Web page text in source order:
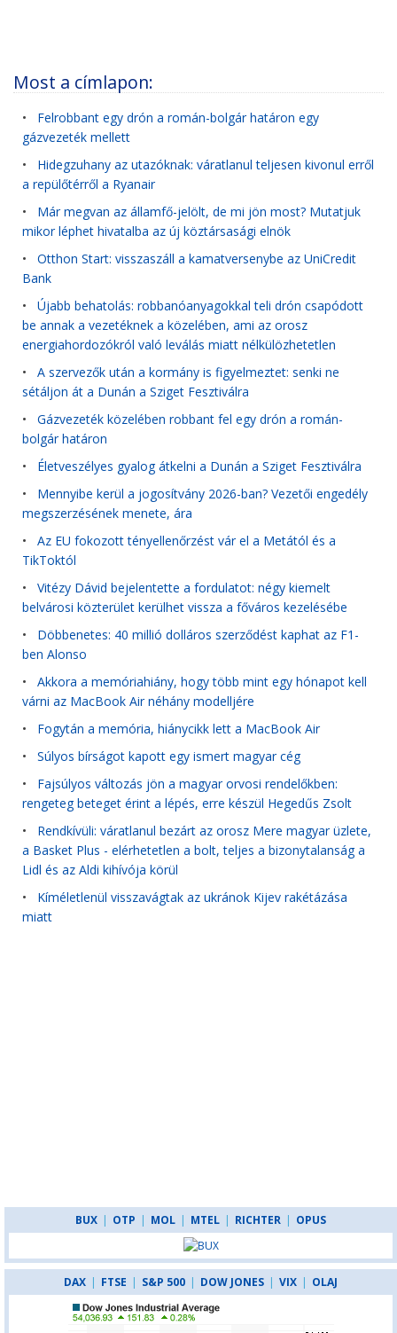
Most a címlapon:
• Felrobbant egy drón a román-bolgár határon egy
gázvezeték mellett
• Hidegzuhany az utazóknak: váratlanul teljesen kivonul erről
a repülőtérről a Ryanair
• Már megvan az államfő-jelölt, de mi jön most? Mutatjuk
mikor léphet hivatalba az új köztársasági elnök
• Otthon Start: visszaszáll a kamatversenybe az UniCredit
Bank
• Újabb behatolás: robbanóanyagokkal teli drón csapódott
be annak a vezetéknek a közelében, ami az orosz
energiahordozókról való leválás miatt nélkülözhetetlen
• A szervezők után a kormány is figyelmeztet: senki ne
sétáljon át a Dunán a Sziget Fesztiválra
• Gázvezeték közelében robbant fel egy drón a román-
bolgár határon
• Életveszélyes gyalog átkelni a Dunán a Sziget Fesztiválra
• Mennyibe kerül a jogosítvány 2026-ban? Vezetői engedély
megszerzésének menete, ára
• Az EU fokozott tényellenőrzést vár el a Metától és a
TikToktól
• Vitézy Dávid bejelentette a fordulatot: négy kiemelt
belvárosi közterület kerülhet vissza a főváros kezelésébe
• Döbbenetes: 40 millió dolláros szerződést kaphat az F1-
ben Alonso
• Akkora a memóriahiány, hogy több mint egy hónapot kell
várni az MacBook Air néhány modelljére
• Fogytán a memória, hiánycikk lett a MacBook Air
• Súlyos bírságot kapott egy ismert magyar cég
• Fajsúlyos változás jön a magyar orvosi rendelőkben:
rengeteg beteget érint a lépés, erre készül Hegedűs Zsolt
• Rendkívüli: váratlanul bezárt az orosz Mere magyar üzlete,
a Basket Plus - elérhetetlen a bolt, teljes a bizonytalanság a
Lidl és az Aldi kihívója körül
• Kíméletlenül visszavágtak az ukránok Kijev rakétázása
miatt
BUX | OTP | MOL | MTEL | RICHTER | OPUS
DAX | FTSE | S&P 500 | DOW JONES | VIX | OLAJ